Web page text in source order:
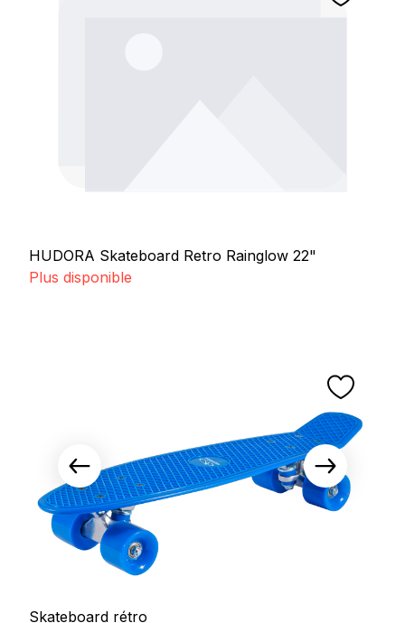
HUDORA Skateboard Retro Rainglow 22"
Plus disponible
Skateboard rétro